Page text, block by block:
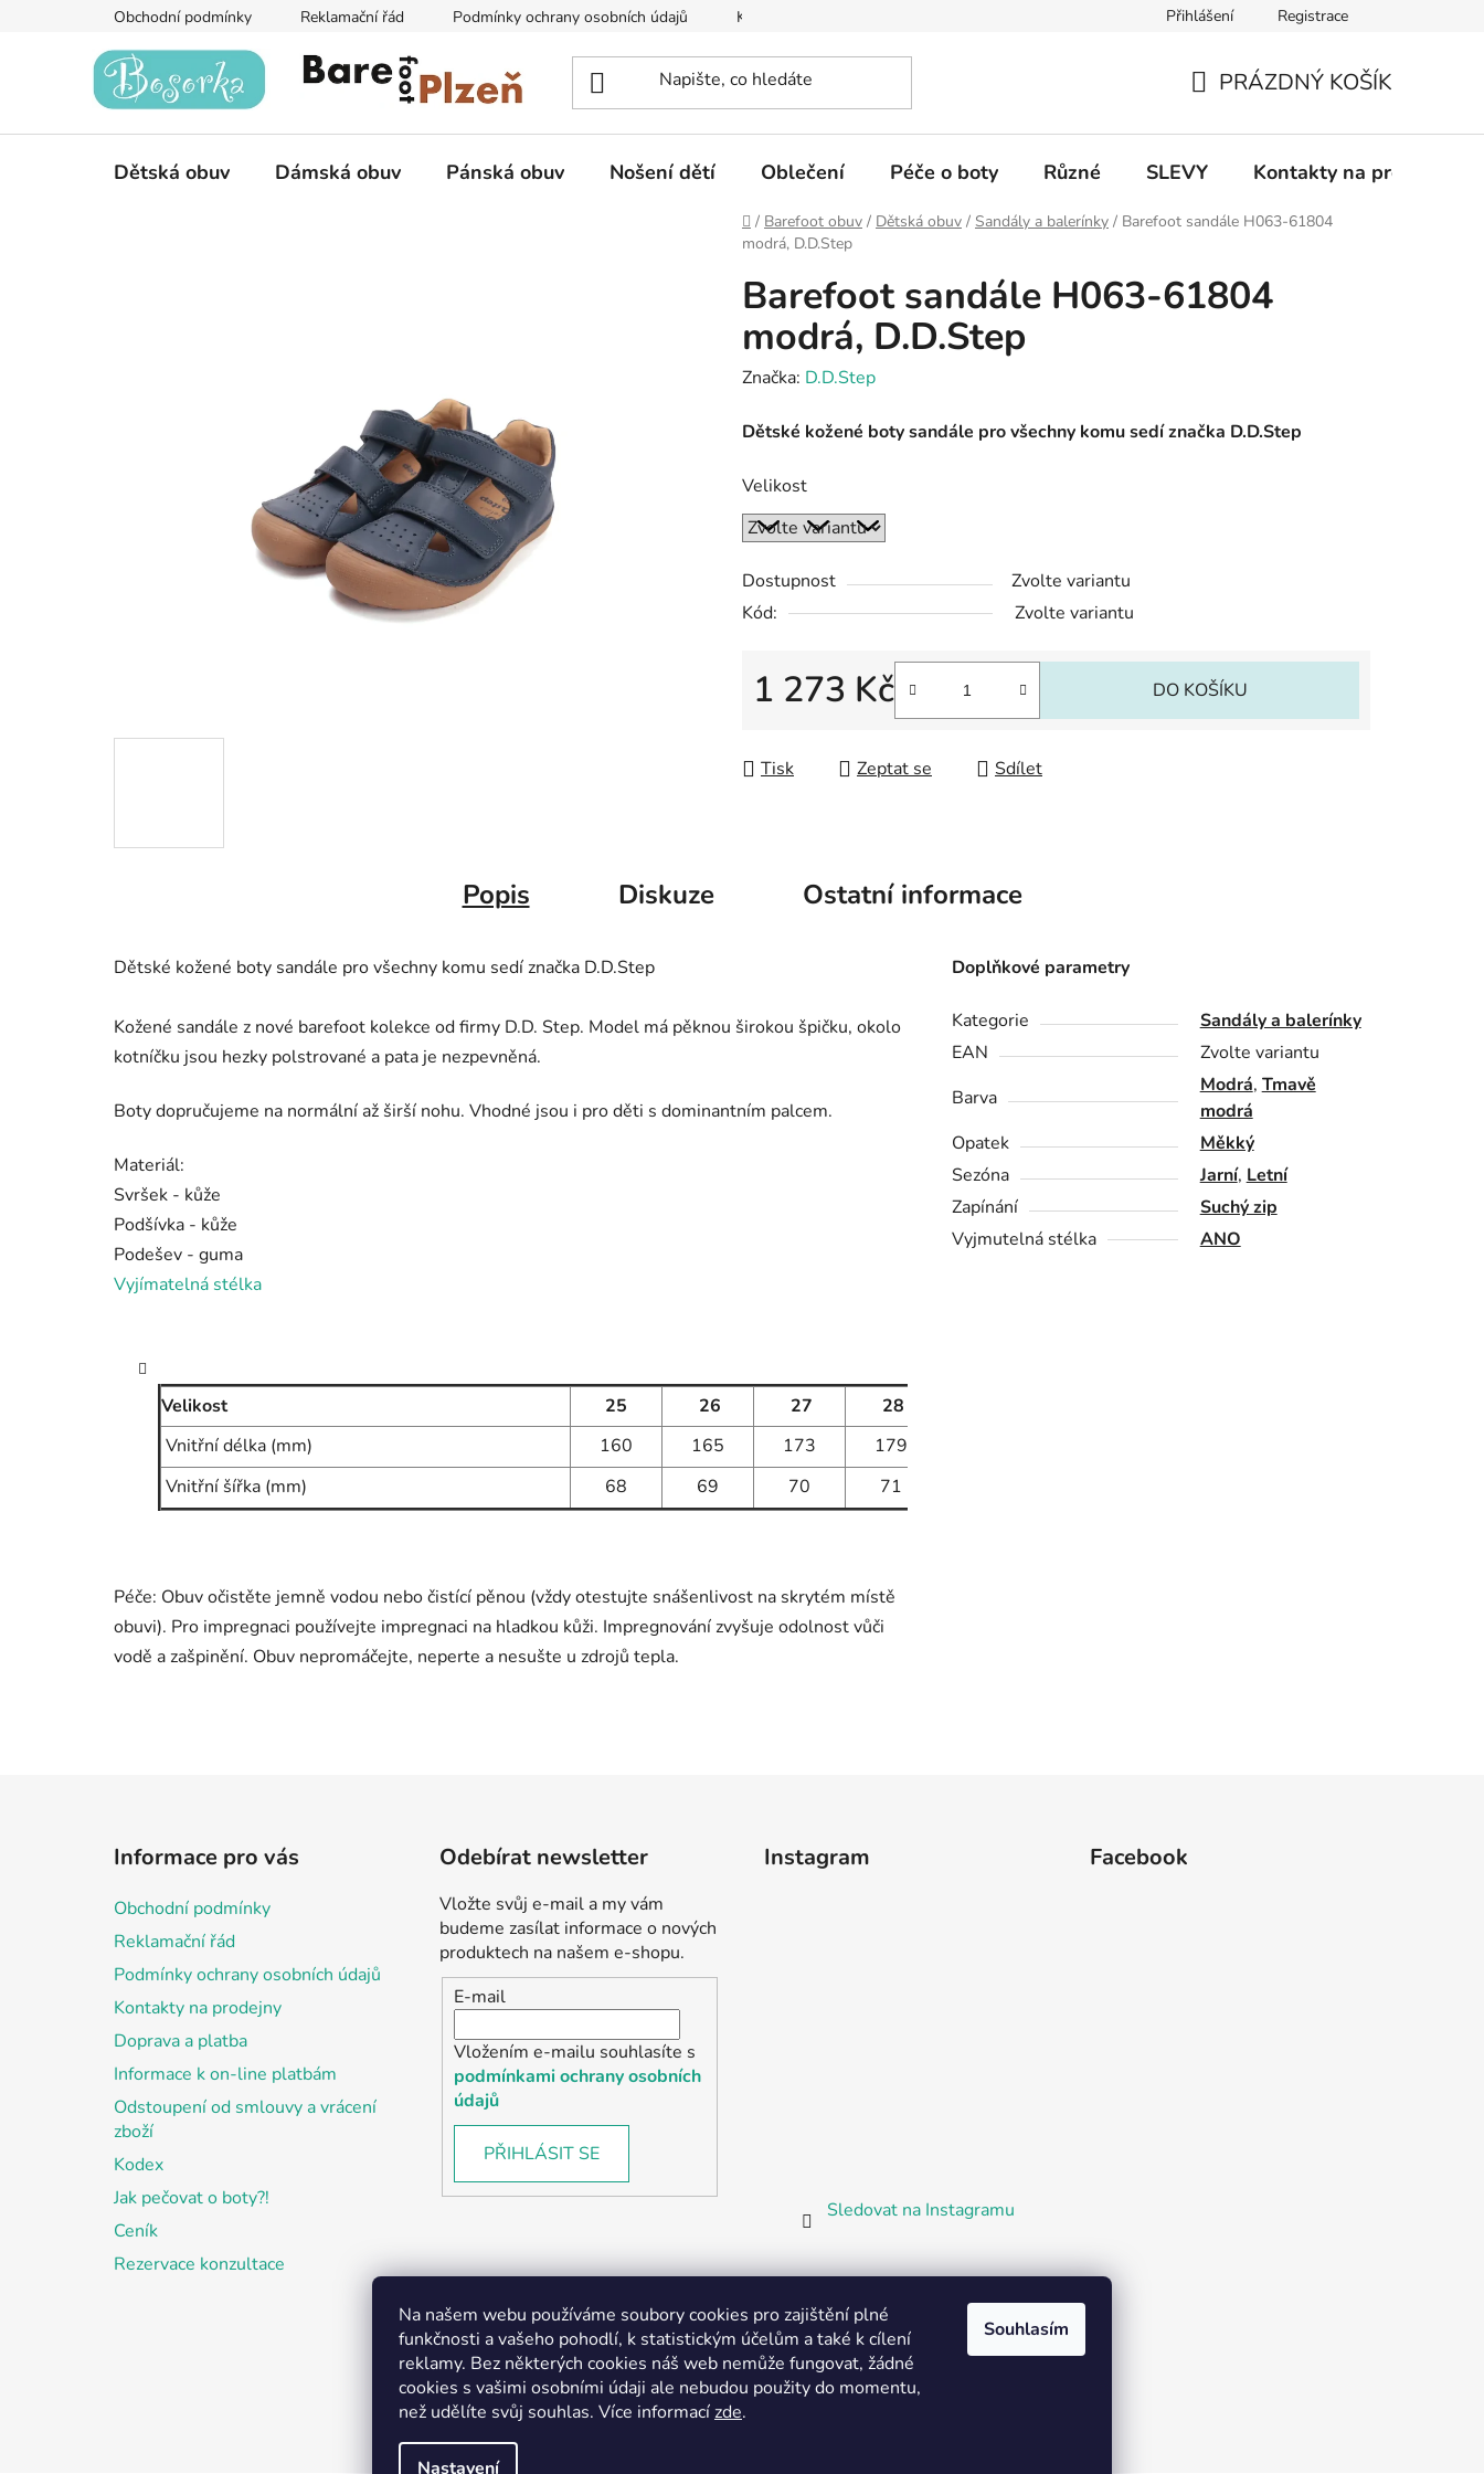
Na našem webu používáme soubory cookies pro zajištění plné
funkčnosti a vašeho pohodlí, k statistickým účelům a také k cílení
reklamy. Bez některých cookies náš web nemůže fungovat, žádné
cookies s vašimi osobními údaji ale nebudou použity do momentu,
než udělíte svůj souhlas. Více informacízde.
Nastavení
Souhlasím
Obchodní podmínky Reklamační řád Podmínky ochrany osobních údajů Kontakty na prodejny Informace k on-line platbám Odstoupení od
Přihlášení Registrace
KOŠÍK
PRÁZDNÝ KOŠÍK
Dětská obuv Dámská obuv Pánská obuv Nošení dětí Oblečení Péče o boty Různé SLEVY Kontakty na prodejny
Domů
/ Barefoot obuv / Dětská obuv / Sandály a balerínky / Barefoot sandále H063-61804
modrá, D.D.Step
Barefoot sandále H063-61804
modrá, D.D.Step
Značka: D.D.Step
Dětské kožené boty sandále pro všechny komu sedí značka D.D.Step
Velikost
Dostupnost
Zvolte variantu
Kód:
Zvolte variantu
1 273 Kč DO KOŠÍKU
Tisk Zeptat se Sdílet
Popis Diskuze Ostatní informace
Dětské kožené boty sandále pro všechny komu sedí značka D.D.Step
Kožené sandále z nové barefoot kolekce od firmy D.D. Step. Model má pěknou širokou špičku, okolo
kotníčku jsou hezky polstrované a pata je nezpevněná.
Boty dopručujeme na normální až širší nohu. Vhodné jsou i pro děti s dominantním palcem.
Materiál:
Svršek - kůže
Podšívka - kůže
Podešev - guma
Vyjímatelná stélka
Velikost 25 26 27 28
Vnitřní délka (mm)
160 165 173 179
Vnitřní šířka (mm)
68 69 70 71
Péče: Obuv očistěte jemně vodou nebo čistící pěnou (vždy otestujte snášenlivost na skrytém místě
obuvi). Pro impregnaci používejte impregnaci na hladkou kůži. Impregnování zvyšuje odolnost vůči
vodě a zašpinění. Obuv nepromáčejte, neperte a nesušte u zdrojů tepla.
Doplňkové parametry
Kategorie
Sandály a balerínky
EAN
Zvolte variantu
Barva
Modrá, Tmavě
modrá
Opatek
Měkký
Sezóna
Jarní, Letní
Zapínání
Suchý zip
Vyjmutelná stélka
ANO
Informace pro vás
Obchodní podmínky
Reklamační řád
Podmínky ochrany osobních údajů
Kontakty na prodejny
Doprava a platba
Informace k on-line platbám
Odstoupení od smlouvy a vrácení
zboží
Kodex
Jak pečovat o boty?!
Ceník
Rezervace konzultace
Odebírat newsletter
Vložte svůj e-mail a my vám
budeme zasílat informace o nových
produktech na našem e-shopu.
E-mail
Vložením e-mailu souhlasíte s
podmínkami ochrany osobních
údajů
PŘIHLÁSIT SE
Instagram
Sledovat na Instagramu
Facebook
Partnerská prodejna Barefoot Plzeň